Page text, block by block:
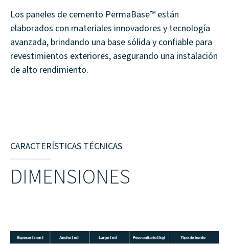
Los paneles de cemento PermaBase™ están
elaborados con materiales innovadores y tecnología
avanzada, brindando una base sólida y confiable para
revestimientos exteriores, asegurando una instalación
de alto rendimiento.
CARACTERÍSTICAS TÉCNICAS
DIMENSIONES